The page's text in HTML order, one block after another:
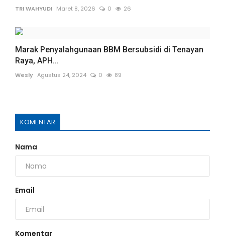
TRI WAHYUDI Maret 8, 2026 0 26
Marak Penyalahgunaan BBM Bersubsidi di Tenayan
Raya, APH...
Wesly Agustus 24, 2024 0 89
KOMENTAR
Nama
Email
Komentar